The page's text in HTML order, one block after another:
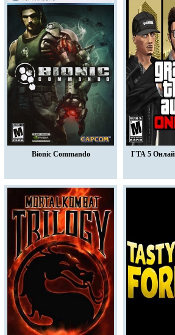
Bionic Commando ГТА 5